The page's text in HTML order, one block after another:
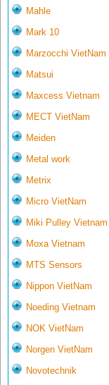
Mahle
Mark 10
Marzocchi VietNam
Matsui
Maxcess Vietnam
MECT VietNam
Meiden
Metal work
Metrix
Micro VietNam
Miki Pulley Vietnam
Moxa Vietnam
MTS Sensors
Nippon VietNam
Noeding Vietnam
NOK VietNam
Norgen VietNam
Novotechnik